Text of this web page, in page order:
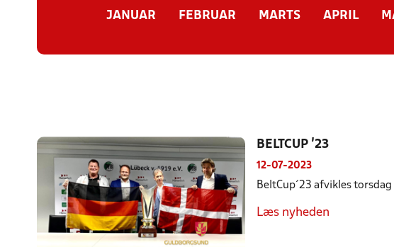
JANUAR
FEBRUAR MARTS APRIL
BELTCUP '23
12-07-2023
BeltCup´23 afvikles
Læs nyheden